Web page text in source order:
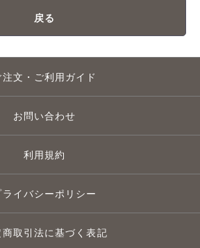
戻る
注文・ご利用ガイド
お問い合わせ
利用規約
ライバシーポリシー
取引法に基づく表記